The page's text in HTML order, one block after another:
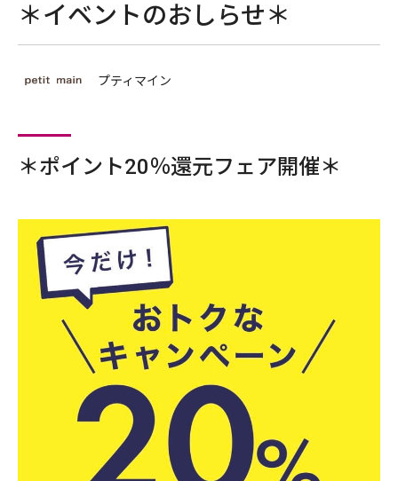
＊イベントのおしらせ＊
プティマイン
＊ポイント20％還元フェア開催＊